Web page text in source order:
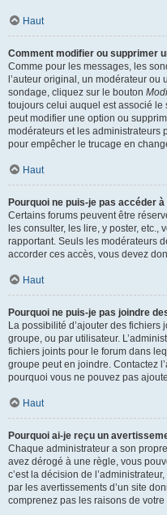
Haut
Comment modifier ou supprimer
Comme pour les messages, les
l’auteur original, un modérateur ou
sondage, cliquez sur le bouton
toujours celui auquel est associé le
peut modifier une option ou
modérateurs et les administrateurs
pour empêcher le trucage en
Haut
Pourquoi ne puis-je pas accéder
Certains forums peuvent être
les consulter, les lire, y poster, etc.,
rapportant. Seuls les modérateurs
accorder ces accès, vous devez
Haut
Pourquoi ne puis-je pas joindre
La possibilité d’ajouter des
groupe, ou par utilisateur.
fichiers joints pour le forum dans
groupe peut en joindre. Contactez
pourquoi vous ne pouvez pas
Haut
Pourquoi ai-je reçu un
Chaque administrateur a son
avez dérogé à une règle, vous
c’est la décision de
par les avertissements d’un site
comprenez pas les raisons de